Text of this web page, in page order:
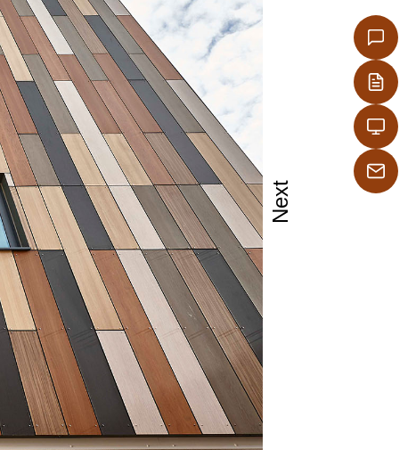
σκελετός ή
απώλεια
Next